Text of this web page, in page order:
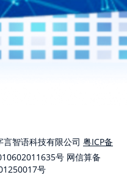
智语科技有限公司 粤ICP备
号 网信算备
号